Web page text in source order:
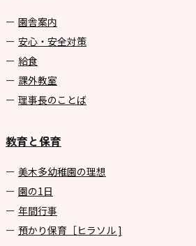
園舎案内
安心・安全対策
給食
課外教室
理事長のことば
教育と保育
美⽊多幼稚園の理想
園の1⽇
年間⾏事
預かり保育［ヒラソル ]